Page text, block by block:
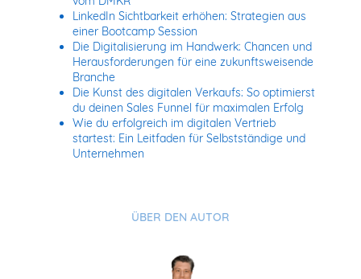
LinkedIn Sichtbarkeit erhöhen: Strategien aus
einer Bootcamp Session
Die Digitalisierung im Handwerk: Chancen und
Herausforderungen für eine zukunftsweisende
Branche
Die Kunst des digitalen Verkaufs: So optimierst
du deinen Sales Funnel für maximalen Erfolg
Wie du erfolgreich im digitalen Vertrieb
startest: Ein Leitfaden für Selbstständige und
Unternehmen
ÜBER DEN AUTOR